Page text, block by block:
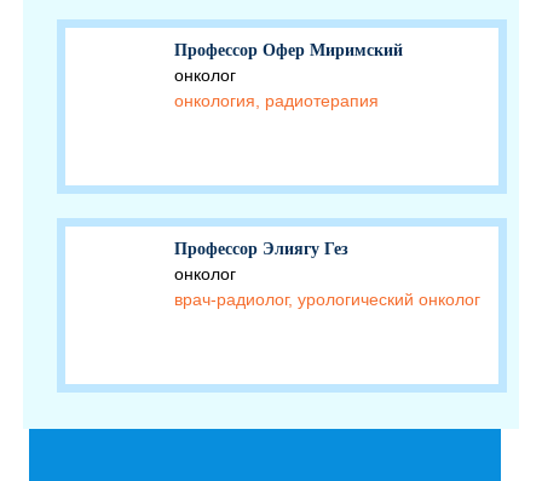
Профессор Офер Миримский
онколог
онкология, радиотерапия
Профессор Элиягу Гез
онколог
врач-радиолог, урологический онколог